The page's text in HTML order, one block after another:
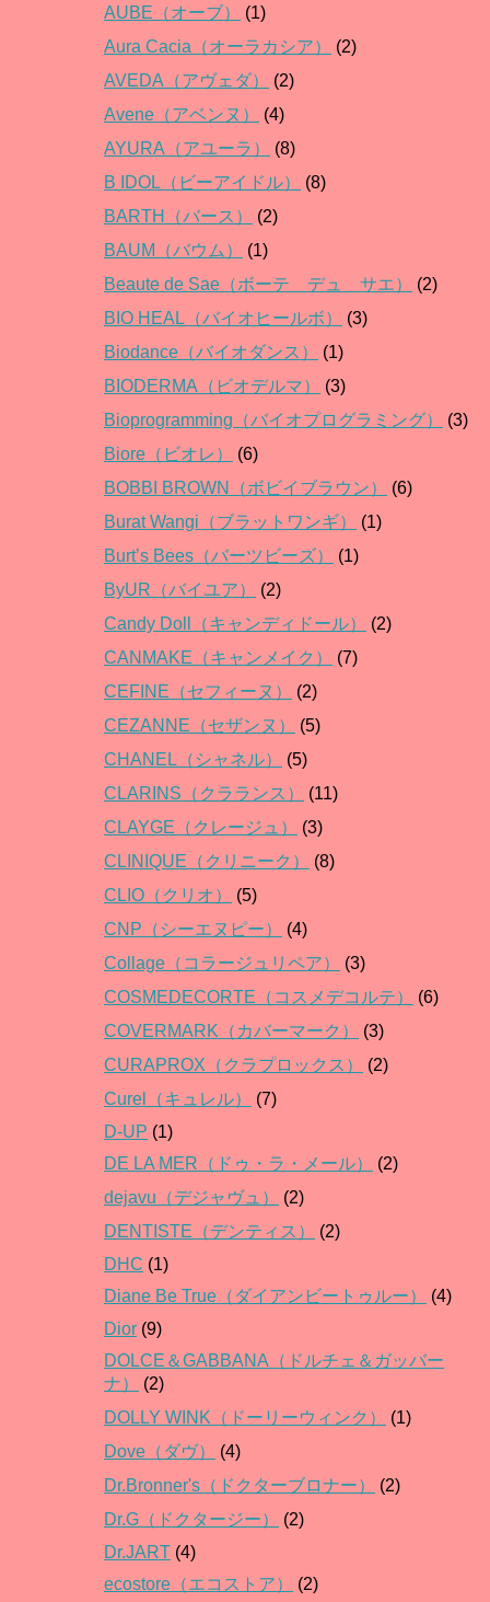
AUBE（オーブ）
(1)
Aura Cacia（オーラカシア）
(2)
AVEDA（アヴェダ）
(2)
Avene（アベンヌ）
(4)
AYURA（アユーラ）
(8)
B IDOL（ビーアイドル）
(8)
BARTH（バース）
(2)
BAUM（バウム）
(1)
Beaute de Sae（ボーテ デュ サエ）
(2)
BIO HEAL（バイオヒールボ）
(3)
Biodance（バイオダンス）
(1)
BIODERMA（ビオデルマ）
(3)
Bioprogramming（バイオプログラミング）
(3)
Biore（ビオレ）
(6)
BOBBI BROWN（ボビイブラウン）
(6)
Burat Wangi（ブラットワンギ）
(1)
Burt’s Bees（バーツビーズ）
(1)
ByUR（バイユア）
(2)
Candy Doll（キャンディドール）
(2)
CANMAKE（キャンメイク）
(7)
CEFINE（セフィーヌ）
(2)
CEZANNE（セザンヌ）
(5)
CHANEL（シャネル）
(5)
CLARINS（クラランス）
(11)
CLAYGE（クレージュ）
(3)
CLINIQUE（クリニーク）
(8)
CLIO（クリオ）
(5)
CNP（シーエヌピー）
(4)
Collage（コラージュリペア）
(3)
COSMEDECORTE（コスメデコルテ）
(6)
COVERMARK（カバーマーク）
(3)
CURAPROX（クラプロックス）
(2)
Curel（キュレル）
(7)
D-UP (1)
DE LA MER（ドゥ・ラ・メール）
(2)
dejavu（デジャヴュ）
(2)
DENTISTE（デンティス）
(2)
DHC (1)
Diane Be True（ダイアンビートゥルー）
(4)
Dior (9)
DOLCE＆GABBANA（ドルチェ＆ガッバー
ナ）
(2)
DOLLY WINK（ドーリーウィンク）
(1)
Dove（ダヴ）
(4)
Dr.Bronner's（ドクターブロナー）
(2)
Dr.G（ドクタージー）
(2)
Dr.JART (4)
ecostore（エコストア）
(2)